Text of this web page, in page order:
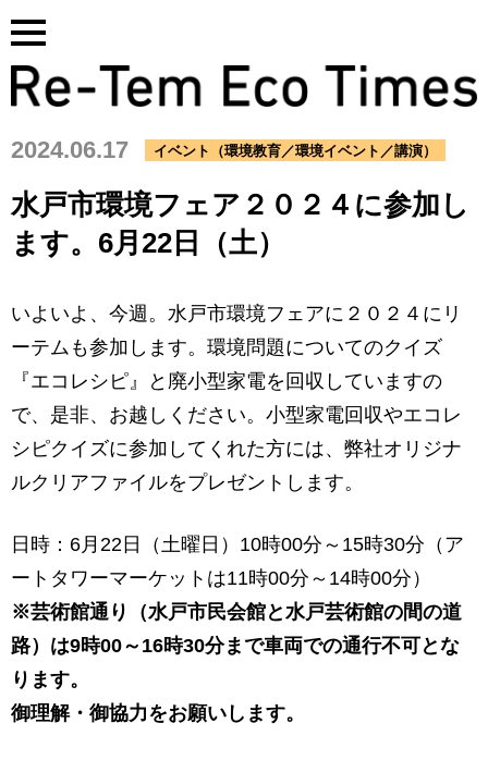
Skip
to
content
2024.06.17 イベント（環境教育／環境イベント／講演）
水戸市環境フェア２０２４に参加し
ます。6月22日（土）
いよいよ、今週。水戸市環境フェアに２０２４にリ
ーテムも参加します。環境問題についてのクイズ
『エコレシピ』と廃小型家電を回収していますの
で、是非、お越しください。小型家電回収やエコレ
シピクイズに参加してくれた方には、弊社オリジナ
ルクリアファイルをプレゼントします。
日時：6月22日（土曜日）10時00分～15時30分（ア
ートタワーマーケットは11時00分～14時00分）
※芸術館通り（水戸市民会館と水戸芸術館の間の道
路）は9時00～16時30分まで車両での通行不可とな
ります。
御理解・御協力をお願いします。